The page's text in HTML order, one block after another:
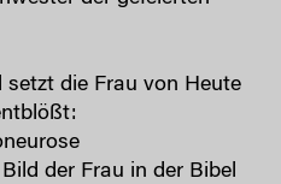
die Frau von Heute
der Frau in der Bibel